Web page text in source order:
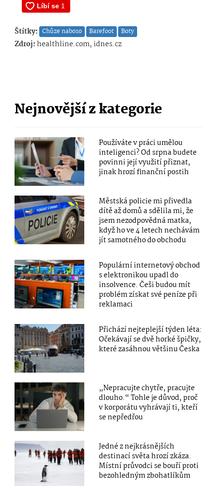
Štítky: Chůze naboso Barefoot Boty
Zdroj:healthline.com, idnes.cz
Nejnovější z kategorie
Používáte v práci umělou
inteligenci? Od srpna budete
povinni její využití přiznat,
jinak hrozí finanční postih
Městská policie mi přivedla
dítě až domů a sdělila mi, že
jsem nezodpovědná matka,
když ho ve 4 letech nechávám
jít samotného do obchodu
Populární internetový obchod
s elektronikou upadl do
insolvence. Češi budou mít
problém získat své peníze při
reklamaci
Přichází nejteplejší týden léta:
Očekávají se dvě horké špičky,
které zasáhnou většinu Česka
„Nepracujte chytře, pracujte
dlouho.“ Tohle je důvod, proč
v korporátu vyhrávají ti, kteří
se nepředřou
Jedné z nejkrásnějších
destinací světa hrozí zkáza.
Místní průvodci se bouří proti
bezohledným zbohatlíkům